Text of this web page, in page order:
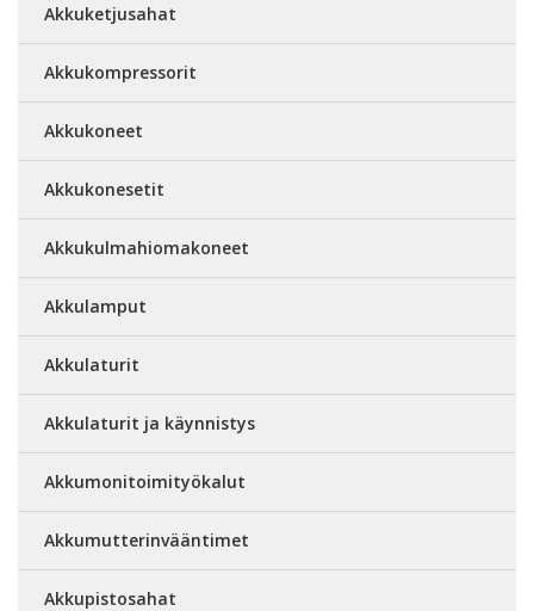
Akkuketjusahat
Akkukompressorit
Akkukoneet
Akkukonesetit
Akkukulmahiomakoneet
Akkulamput
Akkulaturit
Akkulaturit ja käynnistys
Akkumonitoimityökalut
Akkumutterinvääntimet
Akkupistosahat